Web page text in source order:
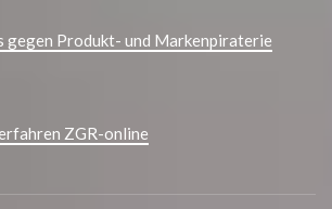
gegen Produkt- und Markenpiraterie
ZGR-online